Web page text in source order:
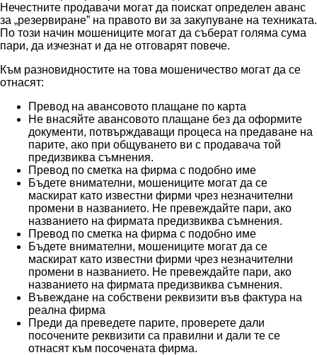
Нечестните продавачи могат да поискат определен аванс
за „резервиране” на правото ви за закупуване на техниката.
По този начин мошениците могат да съберат голяма сума
пари, да изчезнат и да не отговарят повече.
Към разновидностите на това мошеничество могат да се
отнасят:
Превод на авансовото плащане по карта
Не внасяйте авансовото плащане без да оформите
документи, потвърждаващи процеса на предаване на
парите, ако при общуването ви с продавача той
предизвиква съмнения.
Превод по сметка на фирма с подобно име
Бъдете внимателни, мошениците могат да се
маскират като известни фирми чрез незначителни
промени в названието. Не превеждайте пари, ако
названието на фирмата предизвиква съмнения.
Превод по сметка на фирма с подобно име
Бъдете внимателни, мошениците могат да се
маскират като известни фирми чрез незначителни
промени в названието. Не превеждайте пари, ако
названието на фирмата предизвиква съмнения.
Въвеждане на собствени реквизити във фактура на
реална фирма
Преди да преведете парите, проверете дали
посочените реквизити са правилни и дали те се
отнасят към посочената фирма.